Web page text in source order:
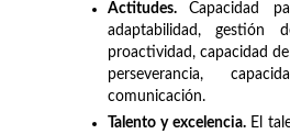
Actitudes.Capacidad
adaptabilidad, gestión
proactividad, capacidad
perseverancia,
comunicación.
Talento y excelencia. El